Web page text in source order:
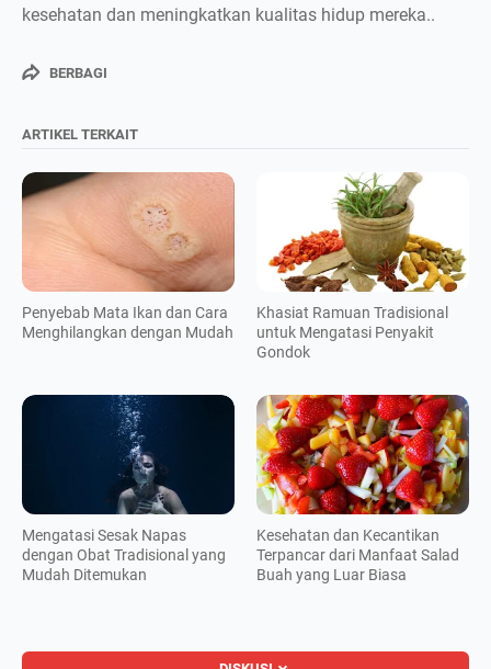
kesehatan dan meningkatkan kualitas hidup mereka..
BERBAGI
ARTIKEL TERKAIT
Penyebab Mata Ikan dan Cara
Menghilangkan dengan Mudah
Khasiat Ramuan Tradisional
untuk Mengatasi Penyakit
Gondok
Mengatasi Sesak Napas
dengan Obat Tradisional yang
Mudah Ditemukan
Kesehatan dan Kecantikan
Terpancar dari Manfaat Salad
Buah yang Luar Biasa